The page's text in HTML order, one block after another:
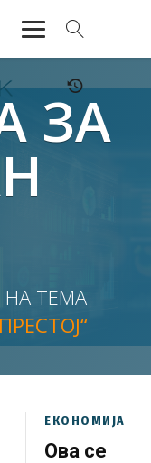
ЗА
НА ТЕМА
ЕКОНОМИЈА
Ова се